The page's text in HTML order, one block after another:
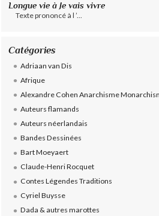
Longue vie à Je vais vivre
Texte prononcé à l ’...
Catégories
Adriaan van Dis
Afrique
Alexandre Cohen Anarchisme
Auteurs flamands
Auteurs néerlandais
Bandes Dessinées
Bart Moeyaert
Claude-Henri Rocquet
Contes Légendes Traditions
Cyriel Buysse
Dada & autres marottes